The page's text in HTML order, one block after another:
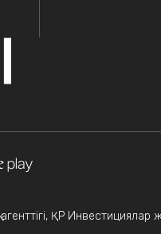
ҚР Инвестициялар